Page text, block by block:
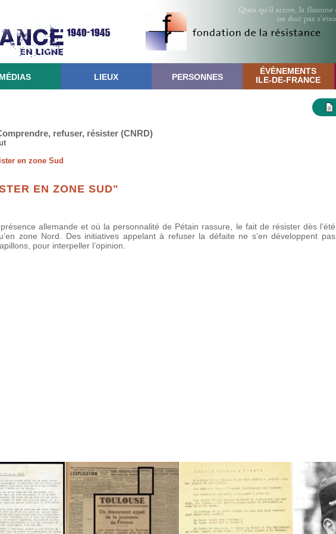
MÉDIAS LIEUX PERSONNES
ÉVÈNEMENTS
ILE-DE-FRANCE
refuser, résister (CNRD)
en zone Sud
EN ZONE SUD"
allemande et où la personnalité de Pétain rassure, le fait de résister dès l’été
zone Nord. Des initiatives appelant à refuser la défaite ne s’en développent pas
pour interpeller l’opinion.